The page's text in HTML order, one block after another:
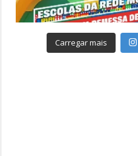
Carregar mais